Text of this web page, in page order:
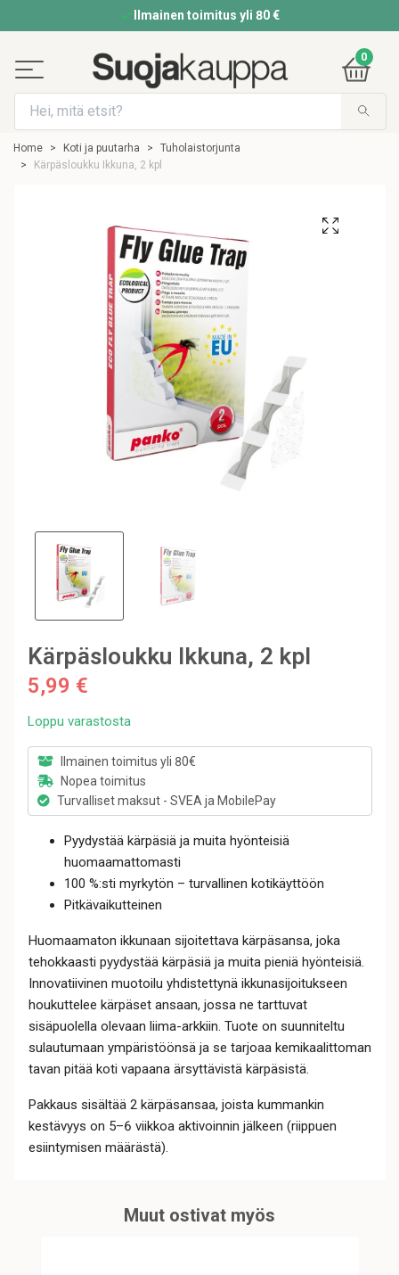
Ilmainen toimitus yli 80 €
0
Home Koti ja puutarha
Tuholaistorjunta
Kärpäsloukku Ikkuna, 2 kpl
Kärpäsloukku Ikkuna, 2 kpl
5,99 €
Loppu varastosta
Ilmainen toimitus yli 80€
Nopea toimitus
Turvalliset maksut - SVEA ja MobilePay
Pyydystää kärpäsiä ja muita hyönteisiä
huomaamattomasti
100 %:sti myrkytön – turvallinen kotikäyttöön
Pitkävaikutteinen
Huomaamaton ikkunaan sijoitettava kärpäsansa, joka
tehokkaasti pyydystää kärpäsiä ja muita pieniä hyönteisiä.
Innovatiivinen muotoilu yhdistettynä ikkunasijoitukseen
houkuttelee kärpäset ansaan, jossa ne tarttuvat
sisäpuolella olevaan liima-arkkiin. Tuote on suunniteltu
sulautumaan ympäristöönsä ja se tarjoaa kemikaalittoman
tavan pitää koti vapaana ärsyttävistä kärpäsistä.
Pakkaus sisältää 2 kärpäsansaa, joista kummankin
kestävyys on 5–6 viikkoa aktivoinnin jälkeen (riippuen
esiintymisen määrästä).
Muut ostivat myös